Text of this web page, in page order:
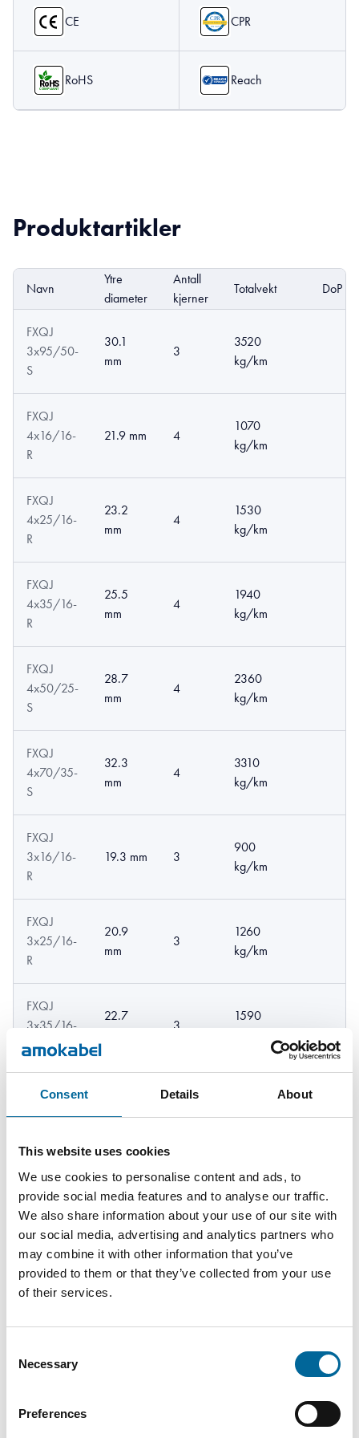
Consent Details About
This website uses cookies
We use cookies to personalise content and ads, to
provide social media features and to analyse our traffic.
We also share information about your use of our site with
our social media, advertising and analytics partners who
may combine it with other information that you’ve
provided to them or that they’ve collected from your use
of their services.
Selection
Necessary
Preferences
CE CPR
RoHS Reach
Produktartikler
Navn
Ytre
diameter
Antall
kjerner
Totalvekt DoP
FXQJ
3x95/50-
S
30.1
mm
3
3520
kg/km
FXQJ
4x16/16-
R
21.9 mm 4
1070
kg/km
FXQJ
4x25/16-
R
23.2
mm
4
1530
kg/km
FXQJ
4x35/16-
R
25.5
mm
4
1940
kg/km
FXQJ
4x50/25-
S
28.7
mm
4
2360
kg/km
FXQJ
4x70/35-
S
32.3
mm
4
3310
kg/km
FXQJ
3x16/16-
R
19.3 mm 3
900
kg/km
FXQJ
3x25/16-
R
20.9
mm
3
1260
kg/km
FXQJ
3x35/16-
R
22.7
3
1590
FXQJ
mm
kg/km
FXQJ
3x70/35-
S
28.2
mm
3
2607
kg/km
FXQJ
4x95/50-
S
34.1 mm 4
4469